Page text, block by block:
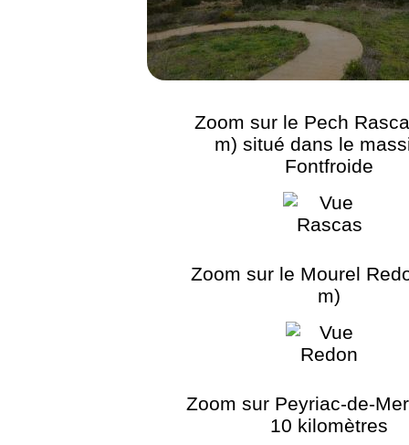
Zoom sur le Pech
m) situé dans le
Fontfroide
Zoom sur le Mourel
m)
Zoom sur Peyriac-de-
10 kilomètres